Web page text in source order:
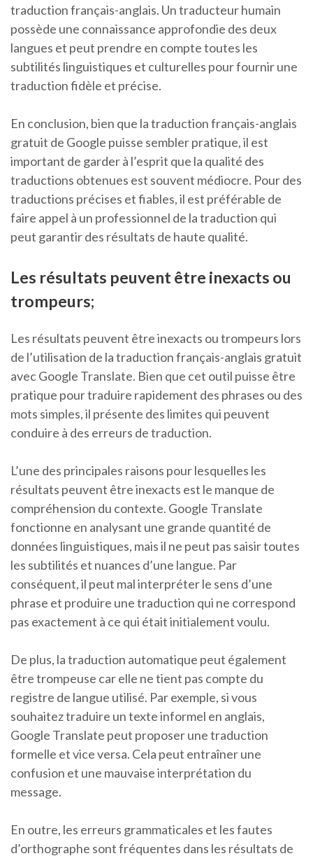
traduction français-anglais. Un traducteur humain
possède une connaissance approfondie des deux
langues et peut prendre en compte toutes les
subtilités linguistiques et culturelles pour fournir une
traduction fidèle et précise.
En conclusion, bien que la traduction français-anglais
gratuit de Google puisse sembler pratique, il est
important de garder à l’esprit que la qualité des
traductions obtenues est souvent médiocre. Pour des
traductions précises et fiables, il est préférable de
faire appel à un professionnel de la traduction qui
peut garantir des résultats de haute qualité.
Les résultats peuvent être inexacts ou
trompeurs;
Les résultats peuvent être inexacts ou trompeurs lors
de l’utilisation de la traduction français-anglais gratuit
avec Google Translate. Bien que cet outil puisse être
pratique pour traduire rapidement des phrases ou des
mots simples, il présente des limites qui peuvent
conduire à des erreurs de traduction.
L’une des principales raisons pour lesquelles les
résultats peuvent être inexacts est le manque de
compréhension du contexte. Google Translate
fonctionne en analysant une grande quantité de
données linguistiques, mais il ne peut pas saisir toutes
les subtilités et nuances d’une langue. Par
conséquent, il peut mal interpréter le sens d’une
phrase et produire une traduction qui ne correspond
pas exactement à ce qui était initialement voulu.
De plus, la traduction automatique peut également
être trompeuse car elle ne tient pas compte du
registre de langue utilisé. Par exemple, si vous
souhaitez traduire un texte informel en anglais,
Google Translate peut proposer une traduction
formelle et vice versa. Cela peut entraîner une
confusion et une mauvaise interprétation du
message.
En outre, les erreurs grammaticales et les fautes
d’orthographe sont fréquentes dans les résultats de